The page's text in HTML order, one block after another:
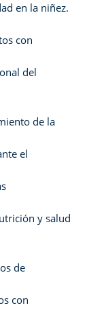
en la niñez.
con
del
de la
el
y salud
de
con